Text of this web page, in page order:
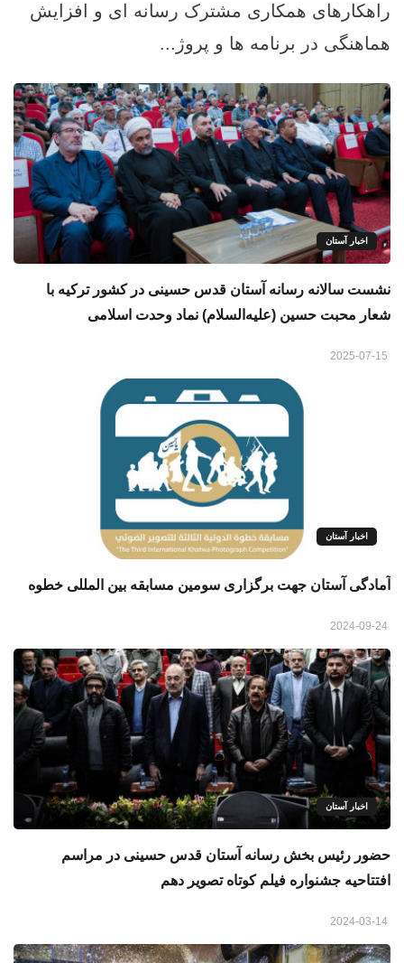
راهکارهای همکاری مشترک رسانه ‌ای و افزایش
هماهنگی در برنامه‌ ها و پروژ...
اخبار آستان
نشست سالانه رسانه آستان قدس حسینی در کشور ترکیه با
شعار محبت حسین (علیه‌السلام) نماد وحدت اسلامی
اخبار آستان
آمادگی آستان جهت برگزاری سومین مسابقه بین المللی خطوه
اخبار آستان
حضور رئیس بخش رسانه آستان قدس حسینی در مراسم
افتتاحیه جشنواره فیلم کوتاه تصویر دهم